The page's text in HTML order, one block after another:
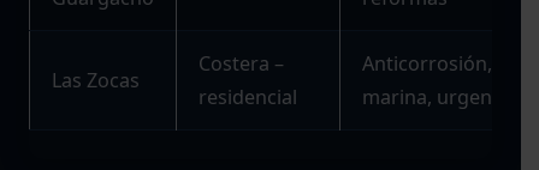
Las Zocas
Costera –
residencial
Anticorrosión,
marina, urgencias